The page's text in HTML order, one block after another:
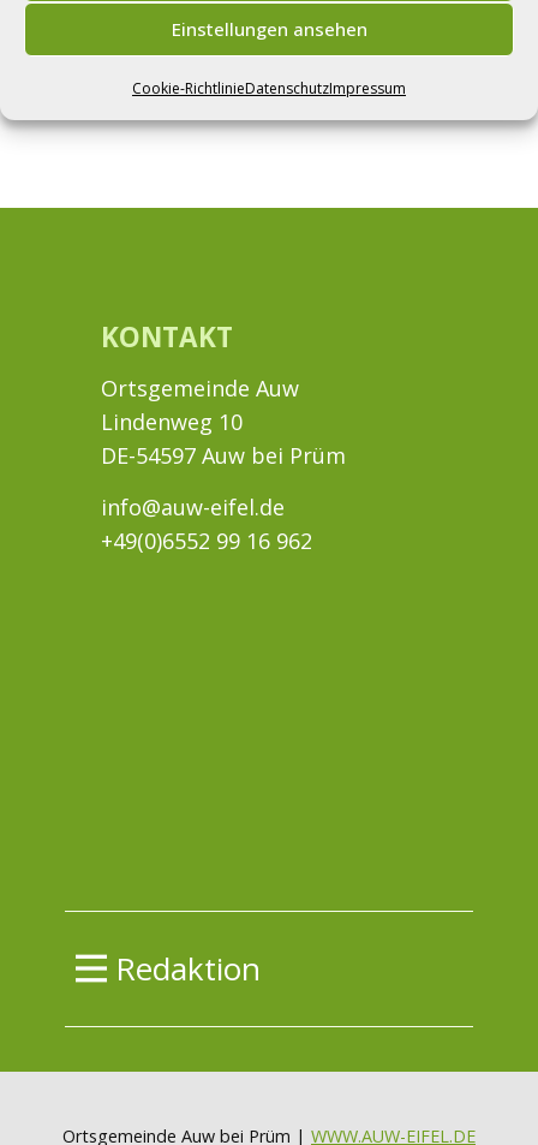
Einstellungen ansehen
Cookie-RichtlinieDatenschutzImpressum
should go to
your dashboard
delete this page and create new
pages for your content. Have fun!
KONTAKT
Ortsgemeinde Auw
Lindenweg 10
DE-54597 Auw bei Prüm
info@auw-eifel.de
+49(0)6552 99 16 962
Redaktion
Ortsgemeinde Auw bei Prüm | WWW.AUW-EIFEL.DE